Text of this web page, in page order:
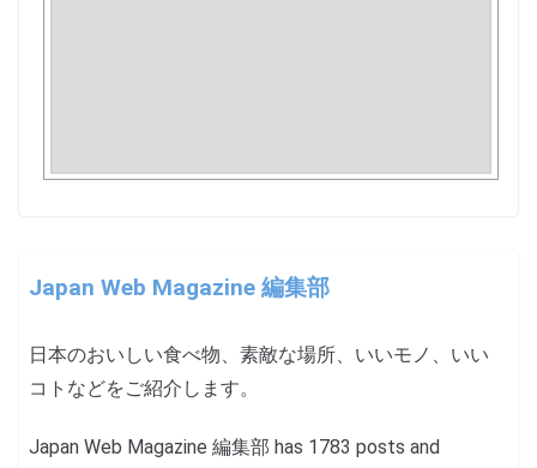
Japan Web Magazine 編集部
日本のおいしい食べ物、素敵な場所、いいモノ、いい
コトなどをご紹介します。
Japan Web Magazine 編集部 has 1783 posts and